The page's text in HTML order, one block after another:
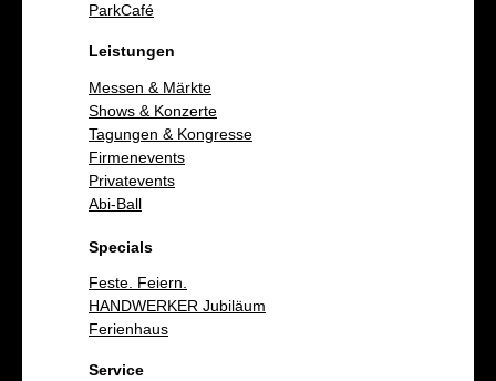
ParkCafé
Leistungen
Messen & Märkte
Shows & Konzerte
Tagungen & Kongresse
Firmenevents
Privatevents
Abi-Ball
Specials
Feste. Feiern.
HANDWERKER Jubiläum
Ferienhaus
Service